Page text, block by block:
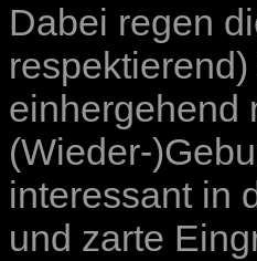
Dabei regen
einhergehend
(Wieder-
interessant in
und zarte